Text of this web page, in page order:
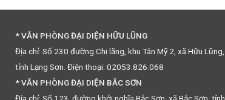
* VĂN PHÒNG ĐẠI DIỆN HỮU LŨNG
Địa chỉ: Số 230 đường Chi lăng, khu Tân Mỹ 2, xã Hữu Lũng,
tỉnh Lạng Sơn. Điện thoại: 02053.826.068
* VĂN PHÒNG ĐẠI DIỆN BẮC SƠN